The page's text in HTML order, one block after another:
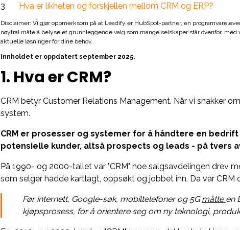
Hva er likheten og forskjellen mellom CRM og ERP?
Disclaimer: Vi gjør oppmerksom på at Leadify er HubSpot-partner, en
nøytral måte å belyse et grunnleggende valg som mange selskaper står ovenfor,
aktuelle løsninger for dine behov.
Innholdet er oppdatert september 2025.
1. Hva er CRM?
CRM betyr Customer Relations Management. Når vi snakker
system.
CRM er prosesser og systemer for å håndtere en
potensielle kunder, altså prospects og leads - på tvers
På 1990- og 2000-tallet var "CRM" noe salgsavdelingen drev
som selger hadde kartlagt, oppsøkt og jobbet inn. Da var CRM
Før internett, Google-søk, mobiltelefoner og 5Gmåtte en
kjøpsprosess, for å orientere seg om ny teknologi,